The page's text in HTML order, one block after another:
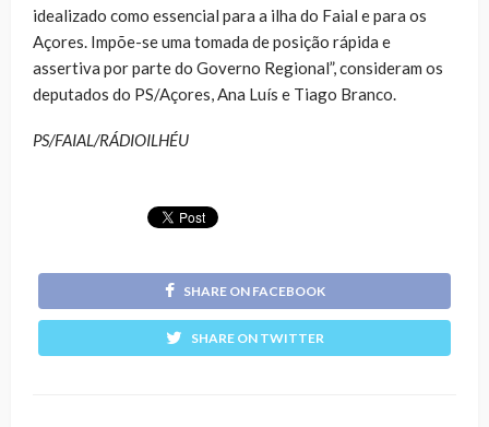
idealizado como essencial para a ilha do Faial e para os
Açores. Impõe-se uma tomada de posição rápida e
assertiva por parte do Governo Regional”, consideram os
deputados do PS/Açores, Ana Luís e Tiago Branco.
PS/FAIAL/RÁDIOILHÉU
SHARE ON FACEBOOK
SHARE ON TWITTER